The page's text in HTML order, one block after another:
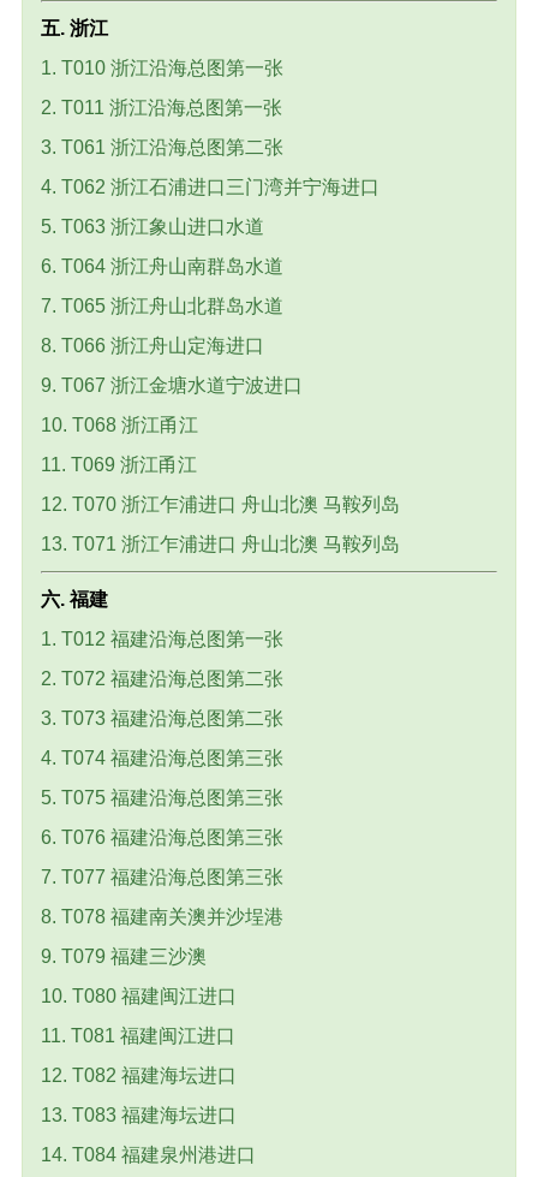
五. 浙江
1. T010 浙江沿海总图第一张
2. T011 浙江沿海总图第一张
3. T061 浙江沿海总图第二张
4. T062 浙江石浦进口三门湾并宁海进口
5. T063 浙江象山进口水道
6. T064 浙江舟山南群岛水道
7. T065 浙江舟山北群岛水道
8. T066 浙江舟山定海进口
9. T067 浙江金塘水道宁波进口
10. T068 浙江甬江
11. T069 浙江甬江
12. T070 浙江乍浦进口 舟山北澳 马鞍列岛
13. T071 浙江乍浦进口 舟山北澳 马鞍列岛
六. 福建
1. T012 福建沿海总图第一张
2. T072 福建沿海总图第二张
3. T073 福建沿海总图第二张
4. T074 福建沿海总图第三张
5. T075 福建沿海总图第三张
6. T076 福建沿海总图第三张
7. T077 福建沿海总图第三张
8. T078 福建南关澳并沙埕港
9. T079 福建三沙澳
10. T080 福建闽江进口
11. T081 福建闽江进口
12. T082 福建海坛进口
13. T083 福建海坛进口
14. T084 福建泉州港进口